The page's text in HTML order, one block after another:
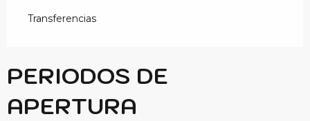
Transferencias
PERIODOS DE
APERTURA